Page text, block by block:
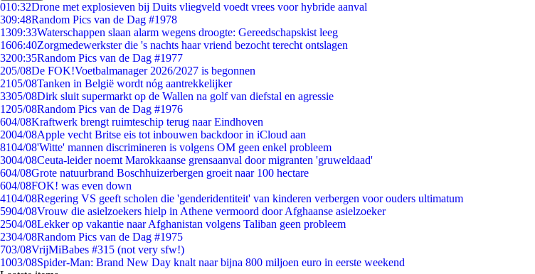
010:32Drone met explosieven bij Duits vliegveld voedt vrees voor hybride aanval
309:48Random Pics van de Dag #1978
1309:33Waterschappen slaan alarm wegens droogte: Gereedschapskist leeg
1606:40Zorgmedewerkster die 's nachts haar vriend bezocht terecht ontslagen
3200:35Random Pics van de Dag #1977
205/08De FOK!Voetbalmanager 2026/2027 is begonnen
2105/08Tanken in België wordt nóg aantrekkelijker
3305/08Dirk sluit supermarkt op de Wallen na golf van diefstal en agressie
1205/08Random Pics van de Dag #1976
604/08Kraftwerk brengt ruimteschip terug naar Eindhoven
2004/08Apple vecht Britse eis tot inbouwen backdoor in iCloud aan
8104/08'Witte' mannen discrimineren is volgens OM geen enkel probleem
3004/08Ceuta-leider noemt Marokkaanse grensaanval door migranten 'gruweldaad'
604/08Grote natuurbrand Boschhuizerbergen groeit naar 100 hectare
604/08FOK! was even down
4104/08Regering VS geeft scholen die 'genderidentiteit' van kinderen verbergen voor ouders ultimatum
5904/08Vrouw die asielzoekers hielp in Athene vermoord door Afghaanse asielzoeker
2504/08Lekker op vakantie naar Afghanistan volgens Taliban geen probleem
2304/08Random Pics van de Dag #1975
703/08VrijMiBabes #315 (not very sfw!)
1003/08Spider-Man: Brand New Day knalt naar bijna 800 miljoen euro in eerste weekend